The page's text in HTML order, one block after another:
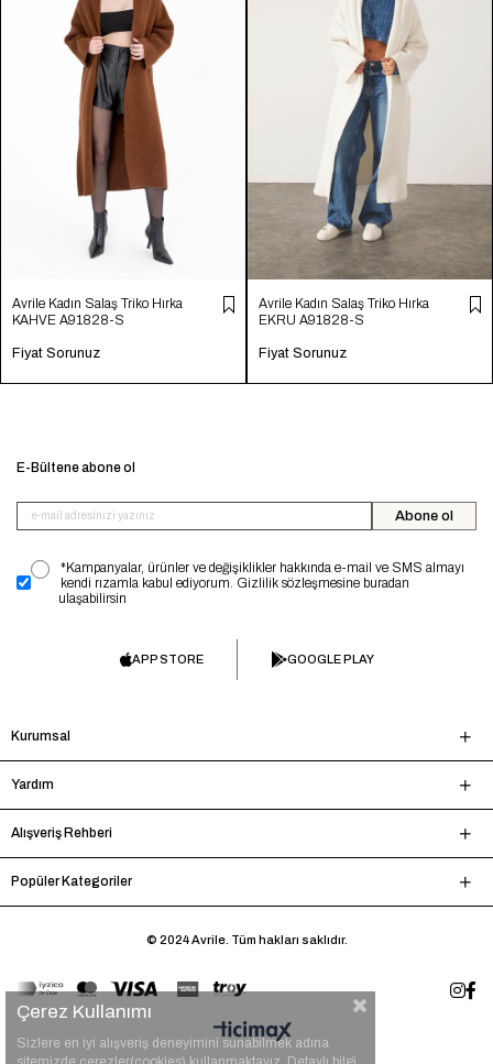
Avrile Kadın Salaş Triko Hırka
KAHVE A91828-S
Fiyat Sorunuz
Avrile Kadın Salaş Triko Hırka
EKRU A91828-S
Fiyat Sorunuz
E-Bültene abone ol
Abone ol
*Kampanyalar, ürünler ve değişiklikler hakkında e-mail ve SMS almayı
kendi rızamla kabul ediyorum. Gizlilik sözleşmesine buradan
ulaşabilirsin
APP STORE GOOGLE PLAY
Kurumsal
Yardım
Alışveriş Rehberi
Popüler Kategoriler
© 2024 Avrile. Tüm hakları saklıdır.
Çerez Kullanımı
Sizlere en iyi alışveriş deneyimini sunabilmek adına